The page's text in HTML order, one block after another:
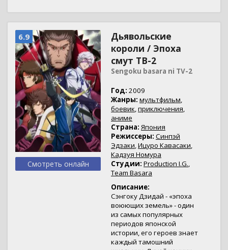
6.9
Смотреть онлайн
Дьявольские
короли / Эпоха
смут ТВ-2
Sengoku basara ni TV-2
Год: 2009
Жанры: мультфильм,
боевик,приключения,
аниме
Страна: Япония
Режиссеры: Синпэй
Эдзаки,Ицуро Кавасаки,
Кадзуя Номура
Студии: Production I.G.,
Team Basara
Описание:
Сэнгоку Дзидай - «эпоха
воюющих земель» - один
из самых популярных
периодов японской
истории, его героев знает
каждый тамошний